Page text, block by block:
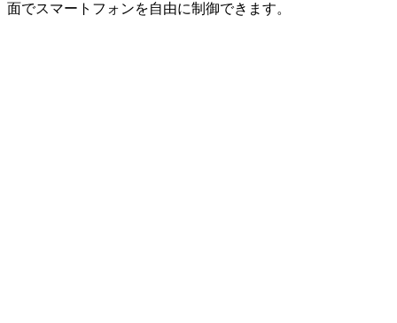
面でスマートフォンを自由に制御できます。